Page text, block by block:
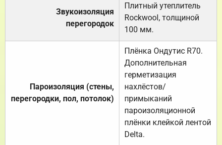
Звукоизоляция
перегородок
Плитный утеплитель
Rockwool, толщиной
100 мм.
Пароизоляция (стены,
перегородки, пол, потолок)
Плёнка Ондутис R70.
Дополнительная
герметизация
нахлёстов/
примыканий
пароизоляционной
плёнки клейкой лентой
Delta.